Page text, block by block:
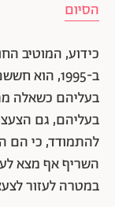
הסיום
כידוע, המוטיב
ב-1995,
בעליהם כשאלה
בעליהם, גם
להתמודד, כי הם
השריף אף מצא
במטרה לעזור